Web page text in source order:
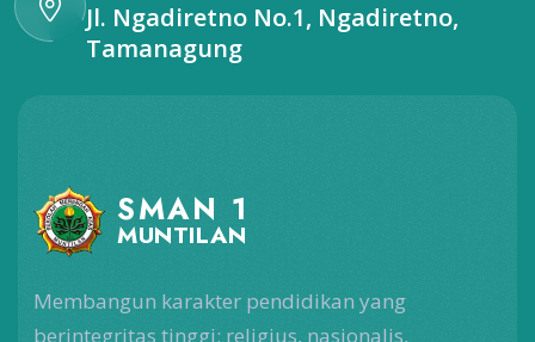
Jl. Ngadiretno No.1, Ngadiretno,
Tamanagung
SMAN 1
MUNTILAN
Membangun karakter pendidikan yang
berintegritas tinggi; religius, nasionalis,